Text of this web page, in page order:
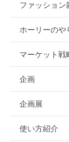
ファッション
ホーリーのや
マーケット戦
企画
企画展
使い方紹介